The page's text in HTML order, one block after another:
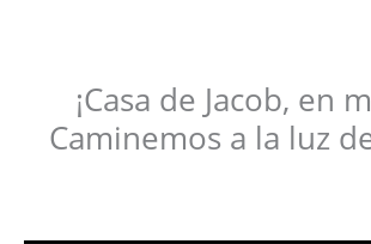
¡Casa de Jacob, en
Caminemos a la luz